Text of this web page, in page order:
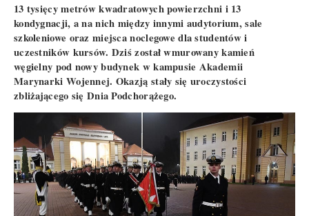
13 tysięcy metrów kwadratowych powierzchni i 13
kondygnacji, a na nich między innymi audytorium, sale
szkoleniowe oraz miejsca noclegowe dla studentów i
uczestników kursów. Dziś został wmurowany kamień
węgielny pod nowy budynek w kampusie Akademii
Marynarki Wojennej. Okazją stały się uroczystości
zbliżającego się Dnia Podchorążego.